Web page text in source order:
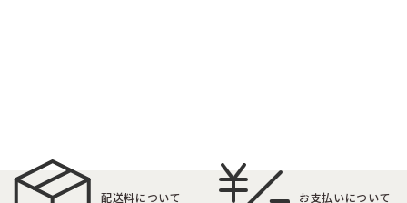
配送料について お支払いについて